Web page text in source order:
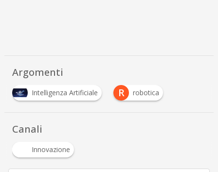
Argomenti
Intelligenza Artificiale R robotica
Canali
Innovazione